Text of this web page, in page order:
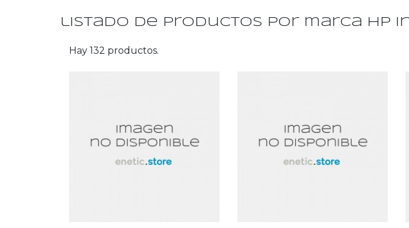
listado de productos por marca hp
Hay 132 productos.